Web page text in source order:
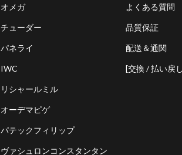
オメガ
チューダー
パネライ
IWC
リシャールミル
オーデマピゲ
パテックフィリップ
ヴァシュロンコンスタンタン
よくある質問
品質保証
配送＆通関
[交換 / 払い戻